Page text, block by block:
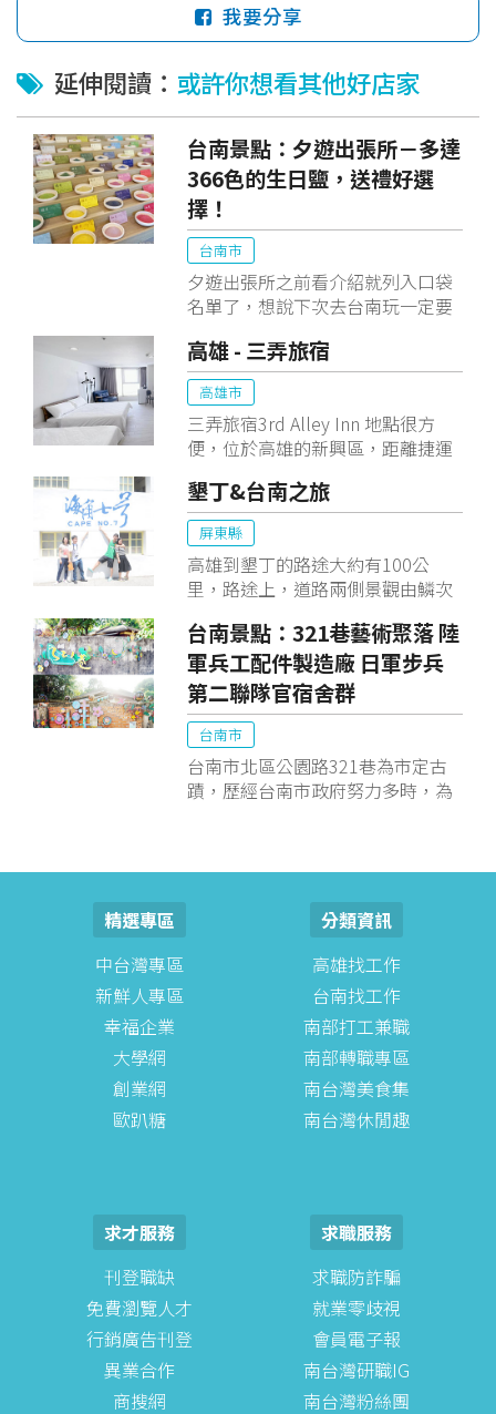
我要分享
延伸閱讀： 或許你想看其他好店家
台南景點：夕遊出張所－多達
366色的生日鹽，送禮好選
擇！
台南市
夕遊出張所之前看介紹就列入口袋
名單了，想說下次去台南玩一定要
好熱啊，然後停車場旁邊的涼亭被
狗狗佔據了！
高雄 - 三弄旅宿
高雄市
三弄旅宿3rd Alley Inn 地點很方
便，位於高雄的新興區，距離捷運
不到 1 公里，距離高雄历史博物馆
2 公里。這間住宿距離捷運後驛站
約 1.9 公里，距離真愛碼頭約 2.8
公里，距離駁二藝術特區約 2.9 公
里。這間住宿距離市中心 500 公
尺，距離六合觀光夜市 200 公尺。
墾丁&台南之旅
屏東縣
高雄到墾丁的路途大約有100公
里，路途上，道路兩側景觀由鱗次
田園風光，爾後道路便緊貼海岸線
蜿蜒前行直通墾丁。道路兩邊一側
是山，一側是海，而海岸公路宛如
一條黑色的絲帶將山海連結起來。
台南景點：321巷藝術聚落 陸
軍兵工配件製造廠 日軍步兵
第二聯隊官宿舍群
台南市
台南市北區公園路321巷為市定古
蹟，歷經台南市政府努力多時，為
精選專區
中台灣專區
新鮮人專區
幸福企業
大學網
創業網
歐趴糖
分類資訊
高雄找工作
台南找工作
南部打工兼職
南部轉職專區
南台灣美食集
南台灣休閒趣
求才服務
刊登職缺
免費瀏覽人才
行銷廣告刊登
異業合作
商搜網
求職服務
求職防詐騙
就業零歧視
會員電子報
南台灣研職IG
南台灣粉絲團